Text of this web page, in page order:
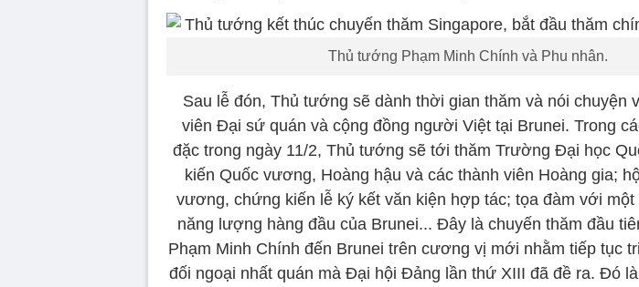
Thủ tướng Phạm Minh Chính và Phu nhân.
Sau lễ đón, Thủ tướng sẽ dành thời gian thăm và nói chuyện
viên Đại sứ quán và cộng đồng người Việt tại Brunei. Trong
đặc trong ngày 11/2, Thủ tướng sẽ tới thăm Trường Đại học
kiến Quốc vương, Hoàng hậu và các thành viên Hoàng gia;
vương, chứng kiến lễ ký kết văn kiện hợp tác; tọa đàm với một
năng lượng hàng đầu của Brunei... Đây là chuyến thăm đầu
Phạm Minh Chính đến Brunei trên cương vị mới nhằm tiếp tục
đối ngoại nhất quán mà Đại hội Đảng lần thứ XIII đã đề ra. Đó